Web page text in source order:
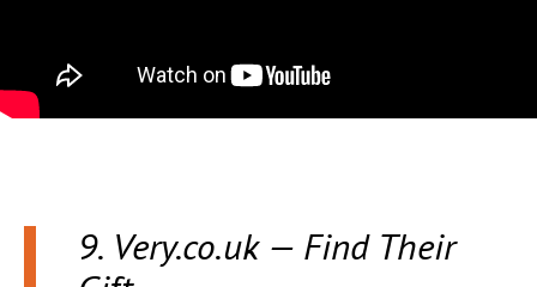
9. Very.co.uk — Find Their